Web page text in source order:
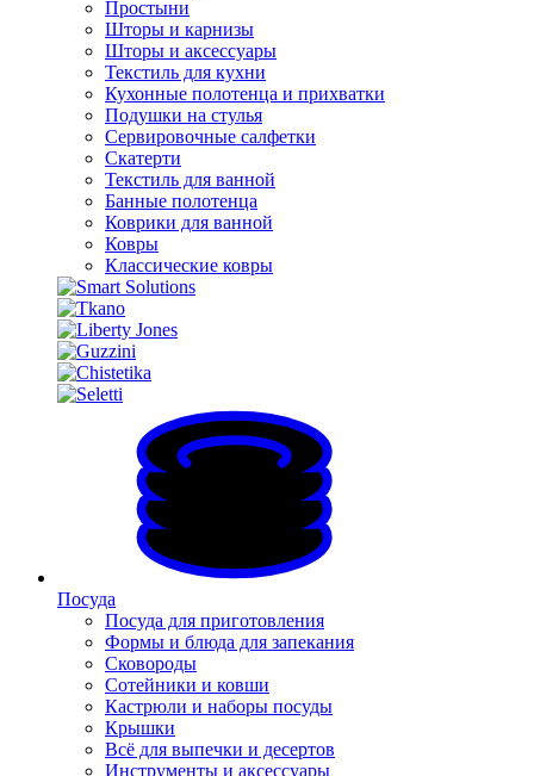
Простыни
Шторы и карнизы
Шторы и аксессуары
Текстиль для кухни
Кухонные полотенца и прихватки
Подушки на стулья
Сервировочные салфетки
Скатерти
Текстиль для ванной
Банные полотенца
Коврики для ванной
Ковры
Классические ковры
Посуда
Посуда для приготовления
Формы и блюда для запекания
Сковороды
Сотейники и ковши
Кастрюли и наборы посуды
Крышки
Всё для выпечки и десертов
Инструменты и аксессуары